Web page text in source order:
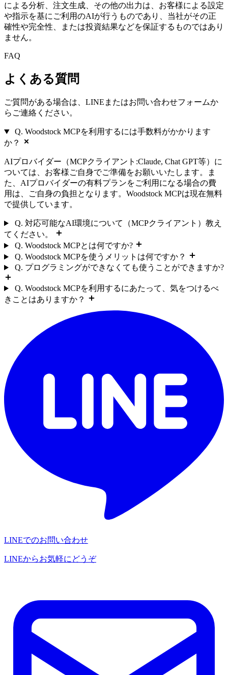
による分析、注文生成、その他の出力は、お客様による設定
や指示を基にご利用のAIが行うものであり、当社がその正
確性や完全性、または投資結果などを保証するものではあり
ません。
FAQ
よくある質問
ご質問がある場合は、LINEまたはお問い合わせフォームか
らご連絡ください。
Q. Woodstock MCPを利用するには手数料がかかります
か？
AIプロバイダー（MCPクライアント:Claude, Chat GPT等）に
ついては、お客様ご自身でご準備をお願いいたします。ま
た、AIプロバイダーの有料プランをご利用になる場合の費
用は、ご自身の負担となります。Woodstock MCPは現在無料
で提供しています。
Q. 対応可能なAI環境について（MCPクライアント）教え
てください。
Q. Woodstock MCPとは何ですか?
Q. Woodstock MCPを使うメリットは何ですか？
Q. プログラミングができなくても使うことができますか?
Q. Woodstock MCPを利用するにあたって、気をつけるべ
きことはありますか？
LINEでのお問い合わせ
LINEからお気軽にどうぞ